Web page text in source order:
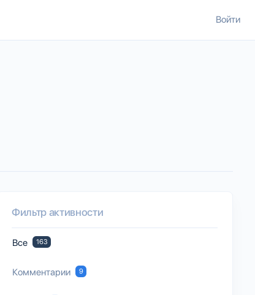
Войти
Фильтр активности
Все 163
Комментарии 9